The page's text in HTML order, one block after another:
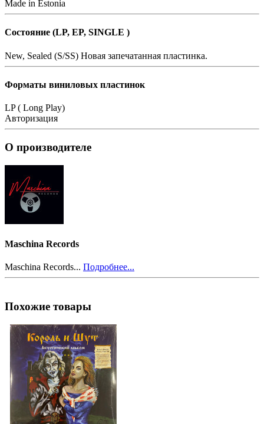
Made in Estonia
Состояние (LP, EP, SINGLE )
New, Sealed (S/SS) Новая запечатанная пластинка.
Форматы виниловых пластинок
LP ( Long Play)
Авторизация
О производителе
Maschina Records
Maschina Records... Подробнее...
Похожие товары